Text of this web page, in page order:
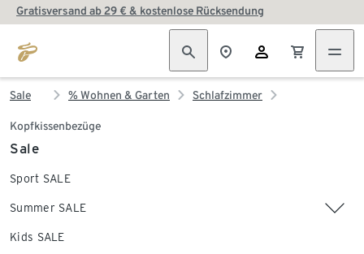
Gratisversand ab 29 € & kostenlose Rücksendung
Sale % Wohnen & Garten Schlafzimmer
Kopfkissenbezüge
Sale
Sport SALE
Summer SALE
Kids SALE